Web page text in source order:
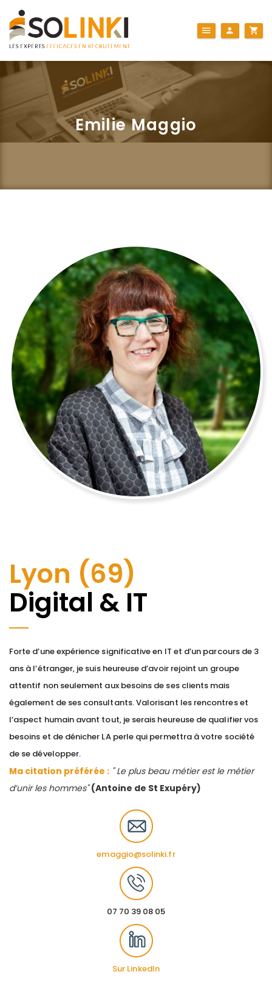
Emilie Maggio
Lyon (69)
Digital & IT
Forte d’une expérience significative en IT et d’un parcours de 3
ans à l’étranger, je suis heureuse d’avoir rejoint un groupe
attentif non seulement aux besoins de ses clients mais
également de ses consultants. Valorisant les rencontres et
l’aspect humain avant tout, je serais heureuse de qualifier vos
besoins et de dénicher LA perle qui permettra à votre société
de se développer.
Ma citation préférée : " Le plus beau métier est le métier
d’unir les hommes" (Antoine de St Exupéry)
emaggio@solinki.fr
07 70 39 08 05
Sur LinkedIn